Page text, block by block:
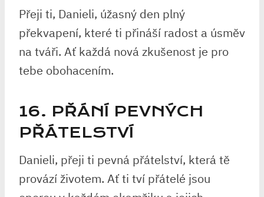
Přeji ti, Danieli, úžasný den plný
překvapení, které ti přináší radost a úsměv
na tváři. Ať každá nová zkušenost je pro
tebe obohacením.
16. PŘÁNÍ PEVNÝCH
PŘÁTELSTVÍ
Danieli, přeji ti pevná přátelství, která tě
provází životem. Ať ti tví přátelé jsou